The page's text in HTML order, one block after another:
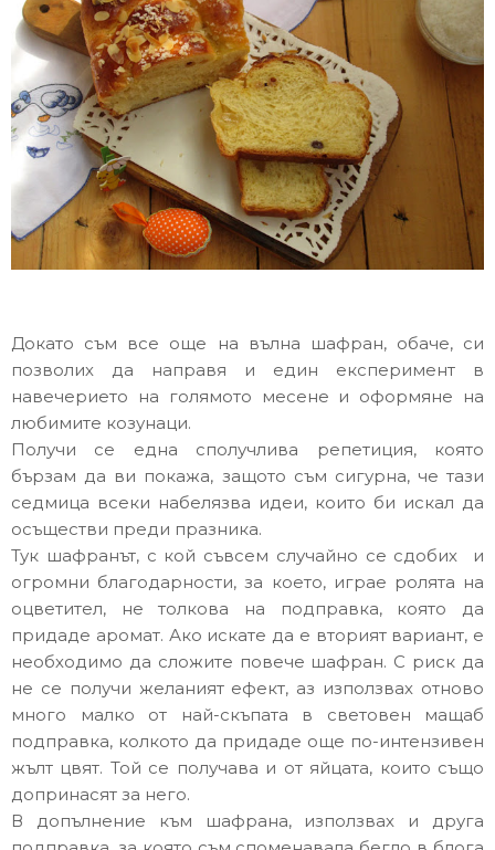
Докато съм все още на вълна шафран, обаче, си
позволих да направя и един експеримент в
навечерието на голямото месене и оформяне на
любимите козунаци.
Получи се една сполучлива репетиция, която
бързам да ви покажа, защото съм сигурна, че тази
седмица всеки набелязва идеи, които би искал да
осъществи преди празника.
Тук шафранът, с кой съвсем случайно се сдобих и
огромни благодарности, за което, играе ролята на
оцветител, не толкова на подправка, която да
придаде аромат. Ако искате да е вторият вариант, е
необходимо да сложите повече шафран. С риск да
не се получи желаният ефект, аз използвах отново
много малко от най-скъпата в световен мащаб
подправка, колкото да придаде още по-интензивен
жълт цвят. Той се получава и от яйцата, които също
допринасят за него.
В допълнение към шафрана, използвах и друга